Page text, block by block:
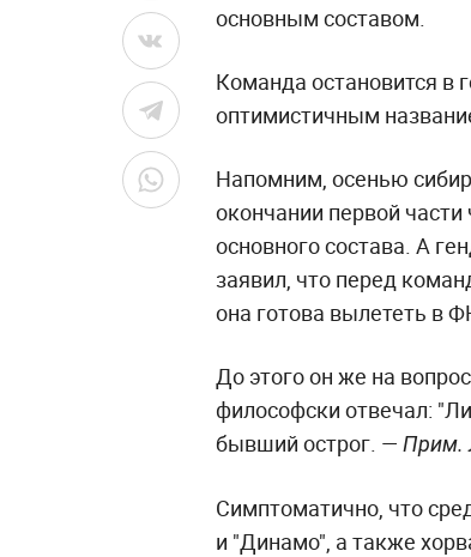
основным составом.
Команда остановится в
оптимистичным
Напомним, осенью
окончании первой
основного состава. А
заявил, что перед
она готова вылететь в
До этого он же на
философски отвечал:
бывший острог. — Прим.
Симптоматично, что
и "Динамо", а также